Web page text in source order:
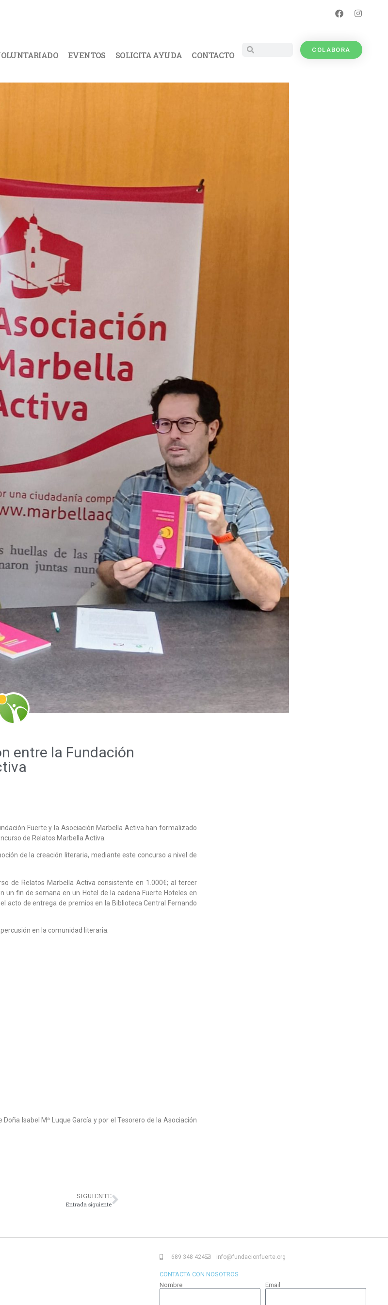
EVENTOS SOLICITA AYUDA CONTACTO
COLABORA
entre la Fundación
Fuerte y la Asociación Marbella Activa han formalizado
de Relatos Marbella Activa.
de la creación literaria, mediante este concurso a nivel de
de Relatos Marbella Activa consistente en 1.000€; al tercer
fin de semana en un Hotel de la cadena Fuerte Hoteles en
acto de entrega de premios en la Biblioteca Central Fernando
en la comunidad literaria.
Isabel Mª Luque García y por el Tesorero de la Asociación
SIGUIENTE
Entrada siguiente
689 348 424 info@fundacionfuerte.org
CONTACTA CON NOSOTROS
Nombre
Email